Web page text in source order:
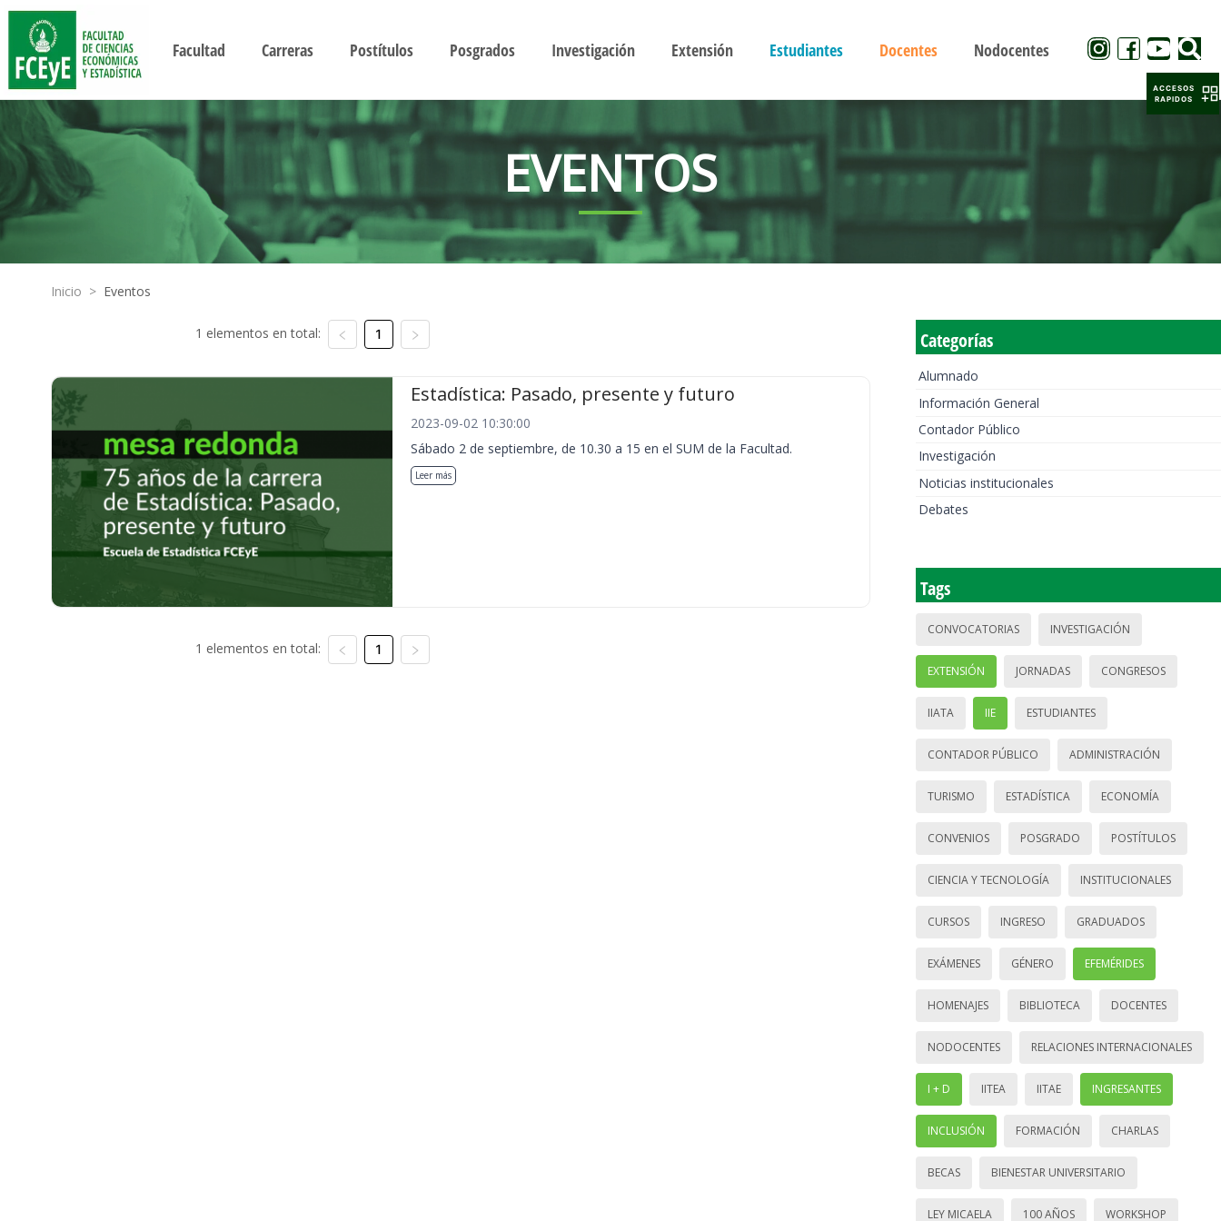
Facultad Carreras Postítulos Posgrados Investigación Extensión Estudiantes Docentes Nodocentes
EVENTOS
Inicio > Eventos
1 elementos en total: 1
Estadística: Pasado, presente y futuro
2023-09-02 10:30:00
Sábado 2 de septiembre, de 10.30 a 15 en el SUM de la Facultad.
Leer más
1 elementos en total: 1
Categorías
Alumnado
Información General
Contador Público
Investigación
Noticias institucionales
Debates
Tags
CONVOCATORIAS INVESTIGACIÓN
EXTENSIÓN JORNADAS CONGRESOS
IIATA IIE ESTUDIANTES
CONTADOR PÚBLICO ADMINISTRACIÓN
TURISMO ESTADÍSTICA ECONOMÍA
CONVENIOS POSGRADO POSTÍTULOS
CIENCIA Y TECNOLOGÍA INSTITUCIONALES
CURSOS INGRESO GRADUADOS
EXÁMENES GÉNERO EFEMÉRIDES
HOMENAJES BIBLIOTECA DOCENTES
NODOCENTES RELACIONES INTERNACIONALES
I + D IITEA IITAE INGRESANTES
INCLUSIÓN FORMACIÓN CHARLAS
BECAS BIENESTAR UNIVERSITARIO
LEY MICAELA 100 AÑOS WORKSHOP
ACCESOS
RAPIDOS